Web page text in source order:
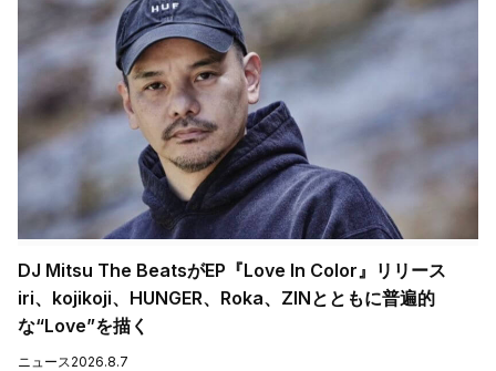
DJ Mitsu The BeatsがEP『Love In Color』リリース
iri、kojikoji、HUNGER、Roka、ZINとともに普遍的
な“Love”を描く
ニュース2026.8.7